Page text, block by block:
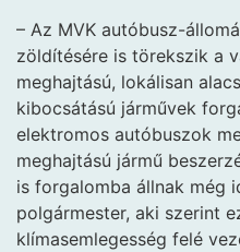
– Az MVK autóbusz-
zöldítésére is törekszik a
meghajtású, lokálisan
kibocsátású járművek
elektromos autóbuszok
meghajtású jármű
is forgalomba állnak még
polgármester, aki szerint
klímasemlegesség felé